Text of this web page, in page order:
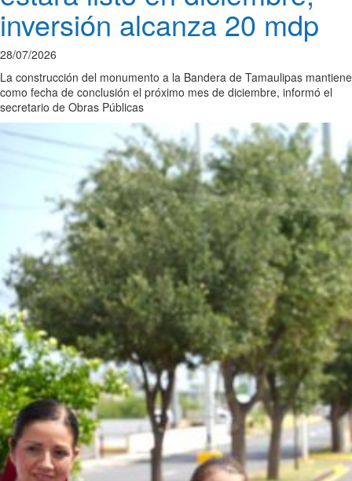
inversión alcanza 20 mdp
28/07/2026
La construcción del monumento a la Bandera de Tamaulipas mantiene
como fecha de conclusión el próximo mes de diciembre, informó el
secretario de Obras Públicas